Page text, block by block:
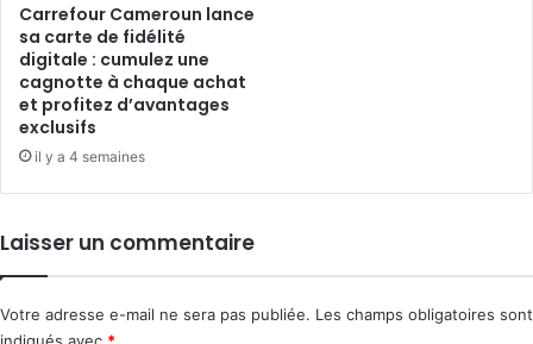
Carrefour Cameroun lance
sa carte de fidélité
digitale : cumulez une
cagnotte à chaque achat
et profitez d’avantages
exclusifs
il y a 4 semaines
Laisser un commentaire
Votre adresse e-mail ne sera pas publiée. Les champs obligatoires sont
indiqués avec *